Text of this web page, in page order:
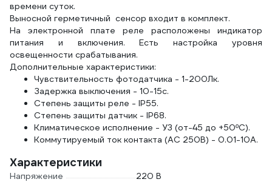
времени суток.
Выносной герметичный сенсор входит в комплект.
На электронной плате реле расположены индикатор
питания и включения. Есть настройка уровня
освещенности срабатывания.
Дополнительные характеристики:
Чувствительность фотодатчика - 1-200Лк.
Задержка выключения - 10-15с.
Степень защиты реле - IP55.
Степень защиты датчик - IP68.
Климатическое исполнение - У3 (от-45 до +50ºС).
Коммутируемый ток контакта (АС 250В) - 0.01-10А.
Характеристики
Напряжение
220 В